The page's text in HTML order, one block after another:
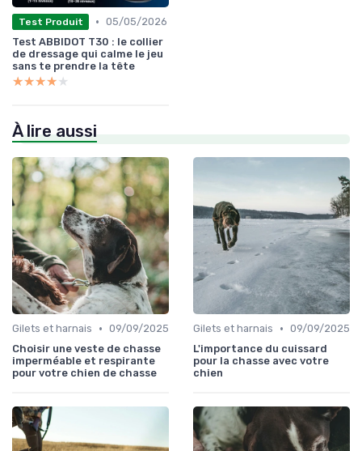
Test Produit • 05/05/2026
Test ABBIDOT T30 : le collier
de dressage qui calme le jeu
sans te prendre la tête
★★★★★
★★★★★
À lire aussi
Gilets et harnais • 09/09/2025
Choisir une veste de chasse
imperméable et respirante
pour votre chien de chasse
Gilets et harnais • 09/09/2025
L'importance du cuissard
pour la chasse avec votre
chien